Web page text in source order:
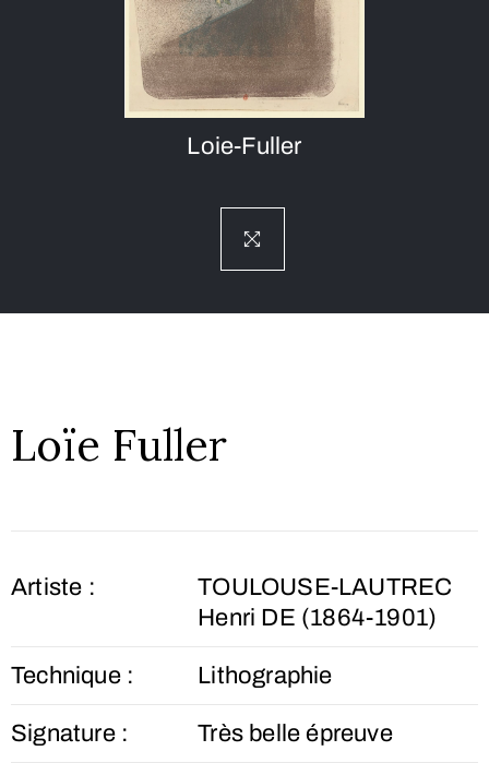
Loie-Fuller
Loïe Fuller
Artiste :
TOULOUSE-LAUTREC
Henri DE (1864-1901)
Technique : Lithographie
Signature : Très belle épreuve